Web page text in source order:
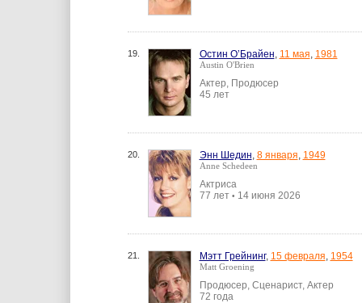
19. Остин О’Брайен, 11 мая, 1981
Austin O'Brien
Актер, Продюсер
45 лет
20. Энн Шедин, 8 января, 1949
Anne Schedeen
Актриса
77 лет • 14 июня 2026
21. Мэтт Грейнинг, 15 февраля, 1954
Matt Groening
Продюсер, Сценарист, Актер
72 года